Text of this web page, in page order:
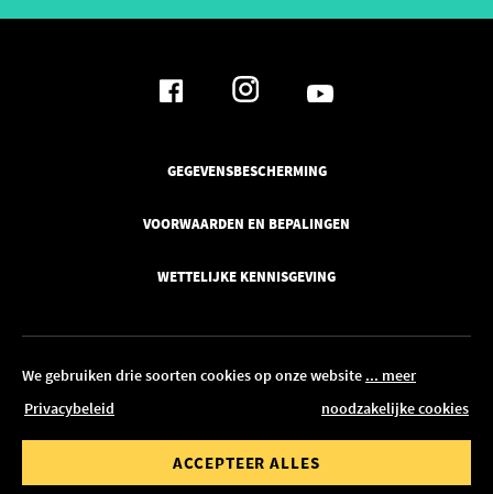
BEWERKEN IN CONFIGURATOR
We gebruiken drie soorten cookies op onze website ... meer
Privacybeleid
noodzakelijke cookies
ACCEPTEER ALLES
GEGEVENSBESCHERMING
VOORWAARDEN EN BEPALINGEN
WETTELIJKE KENNISGEVING
© 2026 Pickawood België
Bestelwaarde tot